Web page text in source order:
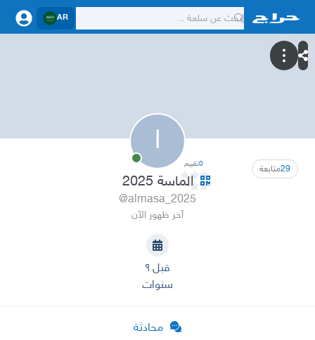
AR
ا
29متابعة 0تقييم
الماسة 2025
@almasa_2025
آخر ظهور الآن
قبل ٩
سنوات
محادثة